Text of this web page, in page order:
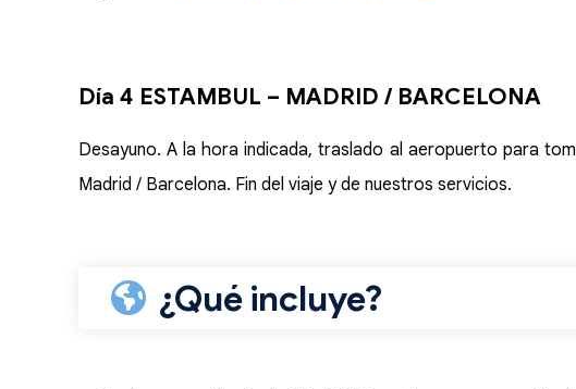
Día 4 ESTAMBUL – MADRID / BARCELONA
Desayuno. A la hora indicada, traslado al aeropuerto para
Madrid / Barcelona. Fin del viaje y de nuestros servicios.
¿Qué incluye?